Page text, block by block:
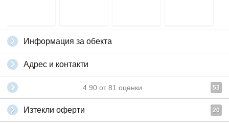
Информация за обекта
Адрес и контакти
4.90 от 81 оценки 53
Изтекли оферти 20